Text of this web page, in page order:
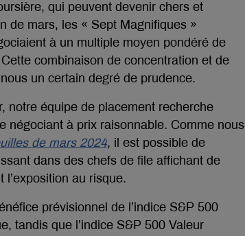
qui peuvent devenir chers et
de mars, les « Sept Magnifiques »
à un multiple moyen pondéré de
combinaison de concentration et de
un certain degré de prudence.
notre équipe de placement recherche
négociant à prix raisonnable. Comme nous
de mars 2024, il est possible de
dans des chefs de file affichant de
au risque.
prévisionnel de l’indice S&P 500
tandis que l’indice S&P 500 Valeur